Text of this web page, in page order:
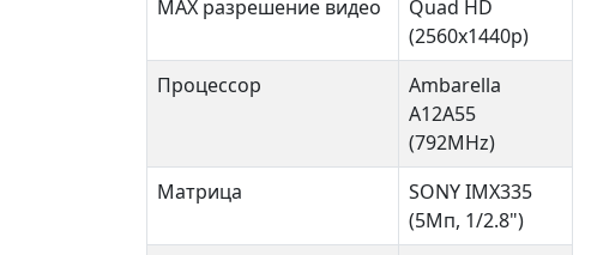
MAX разрешение видео
Quad HD
(2560x1440p)
Процессор
Ambarella
A12A55
(792MHz)
Матрица
SONY IMX335
(5Мп, 1/2.8")